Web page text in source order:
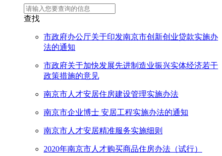
查找
市政府办公厅关于印发南京市创新创业贷款实施办
法的通知
市政府关于加快发展先进制造业振兴实体经济若干
政策措施的意见
南京市人才安居住房建设管理实施办法
南京市企业博士 安居工程实施办法的通知
南京市人才安居精准服务实施细则
2020年南京市人才购买商品住房办法（试行）